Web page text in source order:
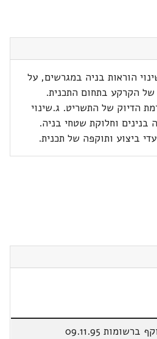
הוראות בניה במגרשים, על
של הקרקע בתחום התכנית.
הדיוק של התשריט. ג.שינוי
בנינים וחלוקת שטחי בניה.
ביצוע ותוקפה של תכנית.
09.11.95